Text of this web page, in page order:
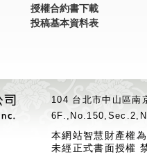
授權合約書下載
投稿基本資料表
104 台北市中山區
本網站智慧財產權
未經正式書面授權